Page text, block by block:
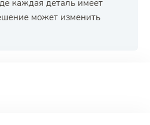
каждая деталь имеет
может изменить